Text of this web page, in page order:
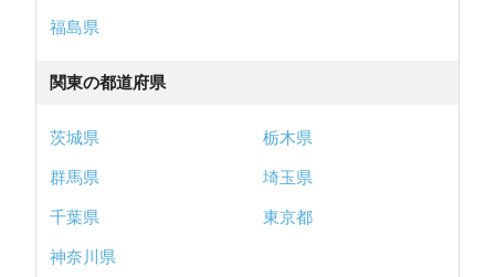
福島県
関東の都道府県
茨城県
栃木県
群馬県
埼玉県
千葉県
東京都
神奈川県